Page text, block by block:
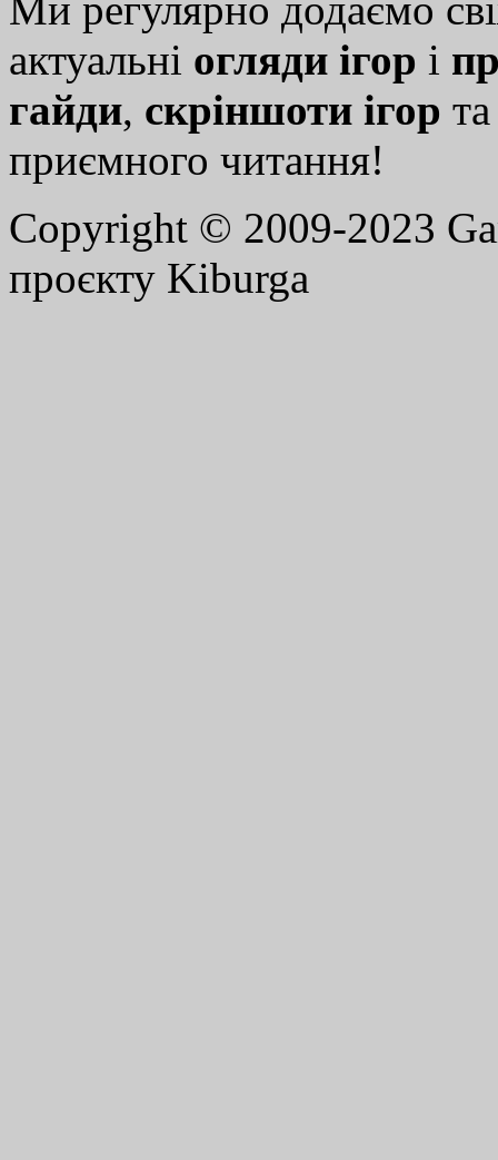
актуальні огляди ігор і
гайди, скріншоти ігор
приємного читання!
Copyright © 2009-2023
проєкту Kiburga